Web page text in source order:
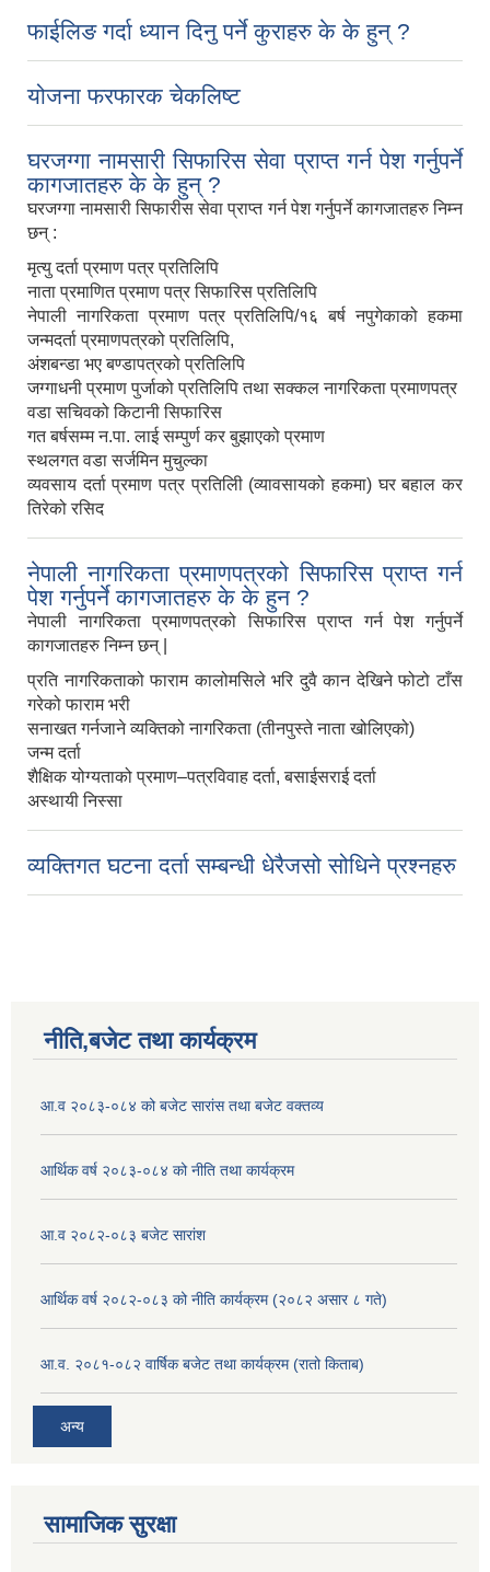
फाईलिङ गर्दा ध्यान दिनु पर्ने कुराहरु के के हुन् ?
योजना फरफारक चेकलिष्ट
घरजग्गा नामसारी सिफारिस सेवा प्राप्त गर्न पेश गर्नुपर्ने
कागजातहरु के के हुन् ?
घरजग्गा नामसारी सिफारीस सेवा प्राप्त गर्न पेश गर्नुपर्ने कागजातहरु निम्न
छन् :
मृत्यु दर्ता प्रमाण पत्र प्रतिलिपि
नाता प्रमाणित प्रमाण पत्र सिफारिस प्रतिलिपि
नेपाली नागरिकता प्रमाण पत्र प्रतिलिपि/१६ बर्ष नपुगेकाको हकमा
जन्मदर्ता प्रमाणपत्रको प्रतिलिपि,
अंशबन्डा भए बण्डापत्रको प्रतिलिपि
जग्गाधनी प्रमाण पुर्जाको प्रतिलिपि तथा सक्कल नागरिकता प्रमाणपत्र
वडा सचिवको किटानी सिफारिस
गत बर्षसम्म न.पा. लाई सम्पुर्ण कर बुझाएको प्रमाण
स्थलगत वडा सर्जमिन मुचुल्का
व्यवसाय दर्ता प्रमाण पत्र प्रतिलिी (व्यावसायको हकमा) घर बहाल कर
तिरेको रसिद
नेपाली नागरिकता प्रमाणपत्रको सिफारिस प्राप्त गर्न
पेश गर्नुपर्ने कागजातहरु के के हुन ?
नेपाली नागरिकता प्रमाणपत्रको सिफारिस प्राप्त गर्न पेश गर्नुपर्ने
कागजातहरु निम्न छन् |
प्रति नागरिकताको फाराम कालोमसिले भरि दुवै कान देखिने फोटो टाँस
गरेको फाराम भरी
सनाखत गर्नजाने व्यक्तिको नागरिकता (तीनपुस्ते नाता खोलिएको)
जन्म दर्ता
शैक्षिक योग्यताको प्रमाण–पत्रविवाह दर्ता, बसाईसराई दर्ता
अस्थायी निस्सा
व्यक्तिगत घटना दर्ता सम्बन्धी धेरैजसो सोधिने प्रश्नहरु
नीति,बजेट तथा कार्यक्रम
आ.व २०८३-०८४ को बजेट सारांस तथा बजेट वक्तव्य
आर्थिक वर्ष २०८३-०८४ को नीति तथा कार्यक्रम
आ.व २०८२-०८३ बजेट सारांश
आर्थिक वर्ष २०८२-०८३ को नीति कार्यक्रम (२०८२ असार ८ गते)
आ.व. २०८१-०८२ वार्षिक बजेट तथा कार्यक्रम (रातो किताब)
अन्य
सामाजिक सुरक्षा